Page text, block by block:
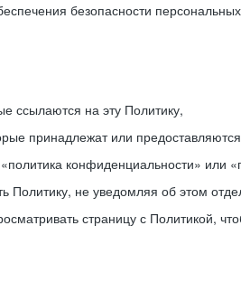
безопасности
ссылаются на эту Политику,
принадлежат или
конфиденциальности»
не уведомляя об этом
страницу с Политикой,